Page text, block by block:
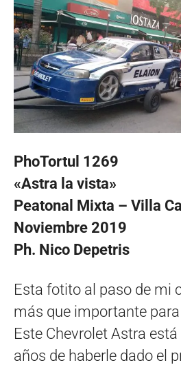
PhoTortul 1269
«Astra la vista»
Peatonal Mixta – Villa
Noviembre 2019
Ph. Nico Depetris
Esta fotito al paso de mi
más que importante
Este Chevrolet Astra
años de haberle dado el